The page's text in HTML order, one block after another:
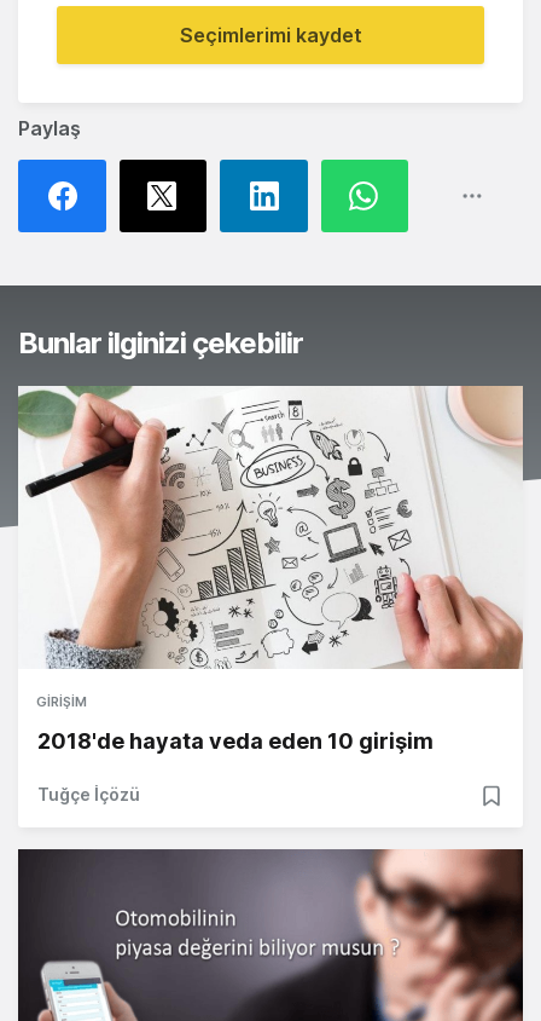
Paylaş
Seçimlerimi kaydet
Bunlar ilginizi çekebilir
GIRIŞIM
2018'de hayata veda eden 10 girişim
Tuğçe İçözü